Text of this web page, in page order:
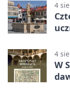
4
4
W